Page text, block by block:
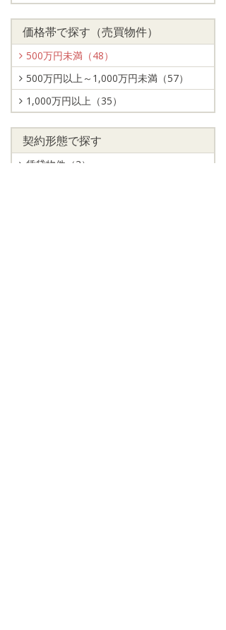
価格帯で探す（売買物件）
500万円未満（48）
500万円以上～1,000万円未満（57）
1,000万円以上（35）
契約形態で探す
賃貸物件（3）